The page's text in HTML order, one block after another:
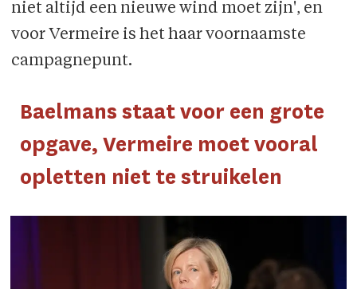
niet altijd een nieuwe wind moet zijn', en
voor Vermeire is het haar voornaamste
campagnepunt.
Baelmans staat voor een grote
opgave, Vermeire moet vooral
opletten niet te struikelen